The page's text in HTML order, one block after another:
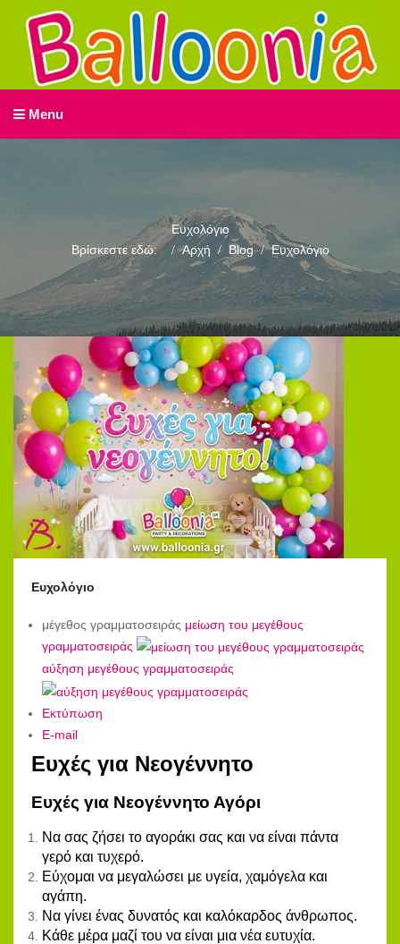
Menu
Ευχολόγιο
Βρίσκεστε εδώ:
Αρχή Blog Ευχολόγιο
Ευχολόγιο
μέγεθος γραμματοσειράς μείωση του μεγέθους
γραμματοσειράς
αύξηση μεγέθους γραμματοσειράς
Εκτύπωση
E-mail
Ευχές για Νεογέννητο
Ευχές για Νεογέννητο Αγόρι
Να σας ζήσει το αγοράκι σας και να είναι πάντα
γερό και τυχερό.
Εύχομαι να μεγαλώσει με υγεία, χαμόγελα και
αγάπη.
Να γίνει ένας δυνατός και καλόκαρδος άνθρωπος.
Κάθε μέρα μαζί του να είναι μια νέα ευτυχία.